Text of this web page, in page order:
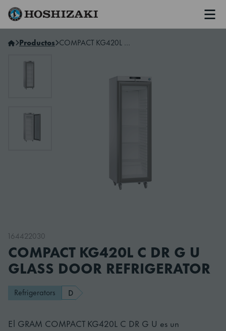
Hoshizaki Spain
Productos COMPACT KG420L C DR G U GLASS DOOR REFRIGERATOR
164422030
COMPACT KG420L C DR G U
GLASS DOOR REFRIGERATOR
Refrigerators D
El GRAM COMPACT KG420L C DR G U es un